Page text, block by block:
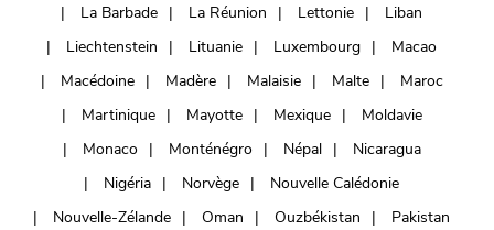
La Barbade
La Réunion Lettonie
Liban
Liechtenstein
Lituanie Luxembourg
Macao
Macédoine
Madère Malaisie Malte
Maroc
Martinique
Mayotte Mexique
Moldavie
Monaco
Monténégro Népal
Nicaragua
Nigéria
Norvège
Nouvelle Calédonie
Nouvelle-Zélande
Oman Ouzbékistan
Pakistan